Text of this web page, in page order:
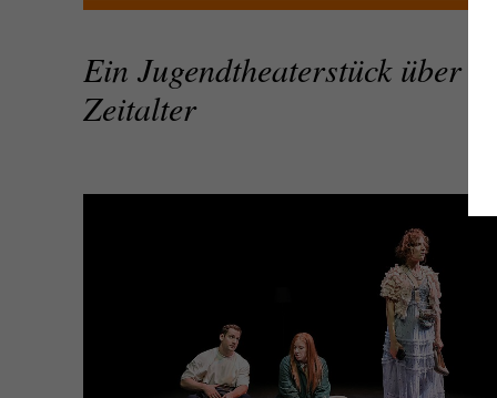
Ein Jugendtheaterstück über
Zeitalter